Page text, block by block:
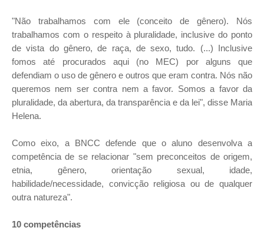
"Não trabalhamos com ele (conceito de gênero). Nós
trabalhamos com o respeito à pluralidade, inclusive do ponto
de vista do gênero, de raça, de sexo, tudo. (...) Inclusive
fomos até procurados aqui (no MEC) por alguns que
defendiam o uso de gênero e outros que eram contra. Nós não
queremos nem ser contra nem a favor. Somos a favor da
pluralidade, da abertura, da transparência e da lei", disse Maria
Helena.
Como eixo, a BNCC defende que o aluno desenvolva a
competência de se relacionar "sem preconceitos de origem,
etnia, gênero, orientação sexual, idade,
habilidade/necessidade, convicção religiosa ou de qualquer
outra natureza".
10 competências